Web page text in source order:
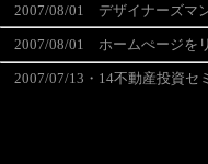
2007/08/01 デザイナーズマ
2007/08/01 ホームぺージを
2007/07/13・14不動産投資セ